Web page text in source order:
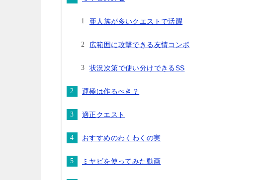
亜人族が多いクエストで活躍
広範囲に攻撃できる友情コンボ
状況次第で使い分けできるSS
運極は作るべき？
適正クエスト
おすすめのわくわくの実
ミヤビを使ってみた動画